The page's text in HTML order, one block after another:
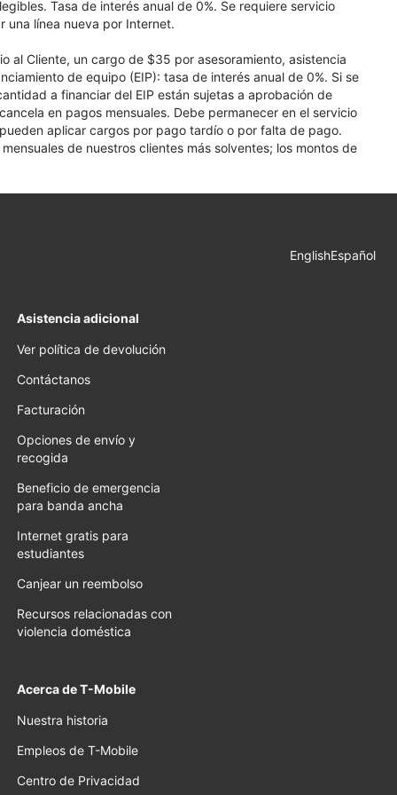
Tasa de interés anual de 0%. Se requiere servicio
una línea nueva por Internet.
al Cliente, un cargo de $35 por asesoramiento, asistencia
de equipo (EIP): tasa de interés anual de 0%. Si se
a financiar del EIP están sujetas a aprobación de
en pagos mensuales. Debe permanecer en el servicio
aplicar cargos por pago tardío o por falta de pago.
de nuestros clientes más solventes; los montos de